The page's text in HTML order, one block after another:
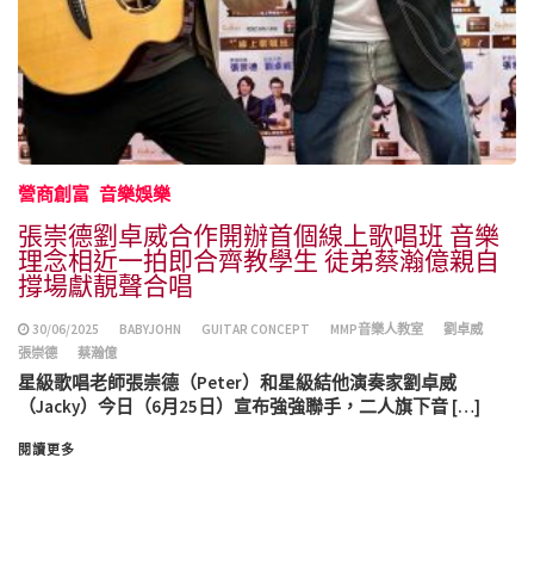
營商創富 音樂娛樂
張崇德劉卓威合作開辦首個線上歌唱班 音樂
理念相近一拍即合齊教學生 徒弟蔡瀚億親自
撐場獻靚聲合唱
30/06/2025 BABYJOHN GUITAR CONCEPT MMP音樂人教室
劉卓威
張崇德
蔡瀚億
星級歌唱老師張崇德（Peter）和星級結他演奏家劉卓威
（Jacky）今日（6月25日）宣布強強聯手，二人旗下音 […]
閱讀更多